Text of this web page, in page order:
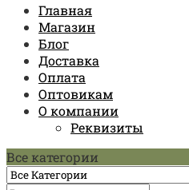
Главная
Магазин
Блог
Доставка
Оплата
Оптовикам
О компании
Реквизиты
Все категории